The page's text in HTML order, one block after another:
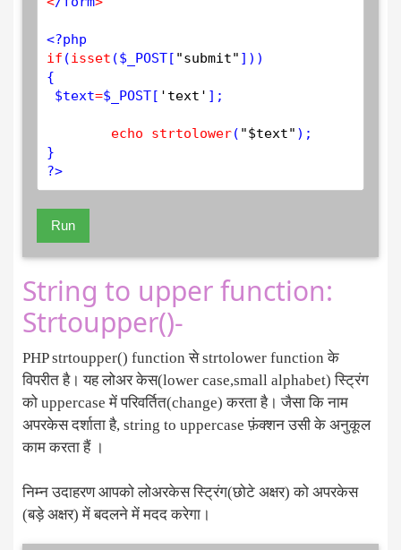
<?php
if (isset ($ _POST[ "submit" ]))
{
$text=$ _POST[ 'text' ];
echo strtolower( "$text" );
?>
Run
String to upper function:
Strtoupper()-
PHP strtoupper() function से strtolower function के
विपरीत है। यह लोअर केस(lower case,small alphabet) स्ट्रिंग
को uppercase में परिवर्तित(change) करता है। जैसा कि नाम
अपरकेस दर्शाता है, string to uppercase फ़ंक्शन उसी के अनुकूल
काम करता हैं ।
निम्न उदाहरण आपको लोअरकेस स्ट्रिंग(छोटे अक्षर) को अपरकेस
(बड़े अक्षर) में बदलने में मदद करेगा।